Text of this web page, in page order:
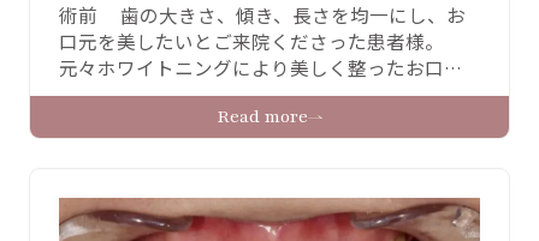
術前 歯の大きさ、傾き、長さを均一にし、お
口元を美したいとご来院くださった患者様。
元々ホワイトニングにより美しく整ったお口元
でしたが、ゼロセラムにより歯の長さや形のバ
ランスがさらに整い、より美しい口元へと仕上
がりました。 術前 術後 治療詳細 治療内容 ゼロ
スク・副作用 ゼロセラムが欠けたり外れる場合
があり …
Read more